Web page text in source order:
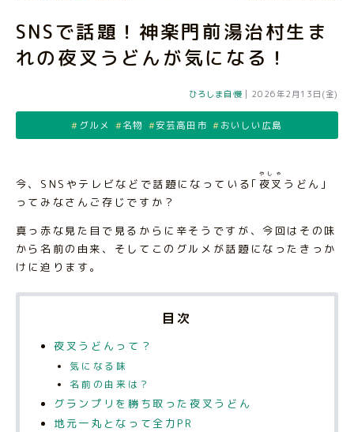
SNSで話題！神楽門前湯治村生ま
れの夜叉うどんが気になる！
ひろしま自慢| 2026年2月13日(金)
グルメ 名物 安芸高田市 おいしい広島
今、SNSやテレビなどで話題になっている｢ 夜叉
やしゃ
うどん｣
ってみなさんご存じですか？
真っ赤な見た目で見るからに辛そうですが、今回はその味
から名前の由来、そしてこのグルメが話題になったきっか
けに迫ります。
目次
夜叉うどんって？
気になる味
名前の由来は？
グランプリを勝ち取った夜叉うどん
地元一丸となって全力PR